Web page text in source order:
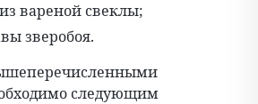
вареной свеклы;
зверобоя.
следующим